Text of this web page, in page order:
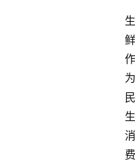
生
鲜
作
为
民
生
消
费